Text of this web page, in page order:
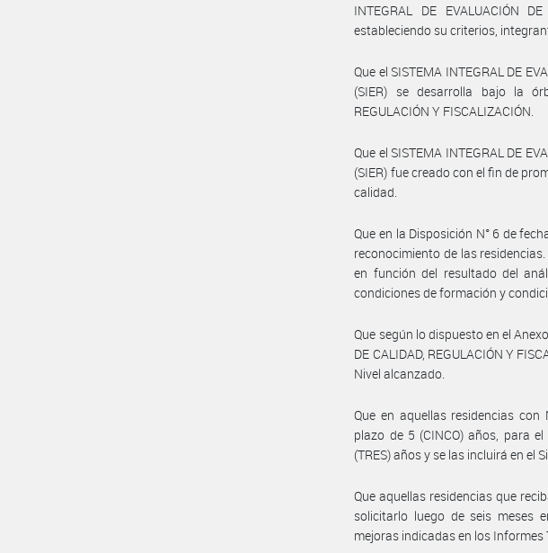
INTEGRAL DE EVALUACIÓN
estableciendo su criterios,
Que el SISTEMA INTEGRAL DE
(SIER) se desarrolla bajo la
REGULACIÓN Y FISCALIZACIÓN.
Que el SISTEMA INTEGRAL DE
(SIER) fue creado con el fin de
calidad.
Que en la Disposición N° 6 de
reconocimiento de las
en función del resultado del
condiciones de formación y
Que según lo dispuesto en el
DE CALIDAD, REGULACIÓN Y
Nivel alcanzado.
Que en aquellas residencias
plazo de 5 (CINCO) años, para
(TRES) años y se las incluirá en el
Que aquellas residencias que
solicitarlo luego de seis meses
mejoras indicadas en los Informes